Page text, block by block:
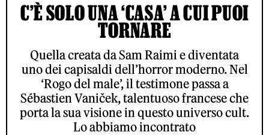
C’È SOLO UNA ‘CASA’ A CUI PUOI
TORNARE
Quella creata da Sam Raimi e diventata
uno dei capisaldi dell’horror moderno. Nel
‘Rogo del male’, il testimone passa a
Sébastien Vaniček, talentuoso francese che
porta la sua visione in questo universo cult.
Lo abbiamo incontrato